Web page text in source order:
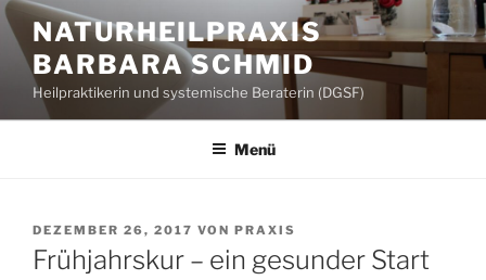
Zum
Inhalt
springen
NATURHEILPRAXIS
BARBARA SCHMID
Heilpraktikerin und systemische Beraterin (DGSF)
Menü
VERÖFFENTLICHT
AM
DEZEMBER 26, 2017 VON PRAXIS
Frühjahrskur – ein gesunder Start